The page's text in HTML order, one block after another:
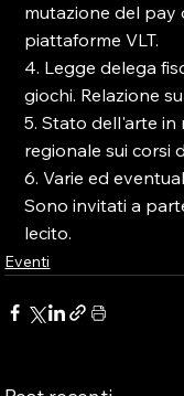
mutazione del pay
piattaforme VLT.
4. Legge delega
giochi. Relazione
5. Stato dell'arte
regionale sui corsi
6. Varie ed
Sono invitati a
lecito.
Eventi